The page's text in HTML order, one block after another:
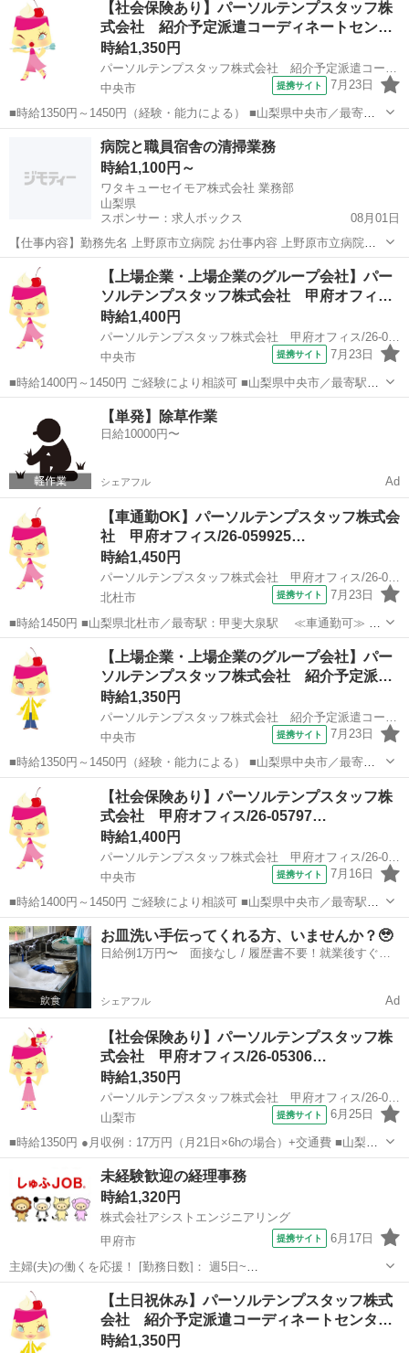
大手メーカー○甲斐大泉駅◎あんしん長期◇ ◆社会保険完備 ◆有給休
暇制度 ◆...
【社会保険あり】パーソルテンプスタッフ株
式会社 紹介予定派遣コーディネートセン…
時給1,350円
中央市
提携サイト 7月23日
■時給1350円～1450円（経験・能力による） ■山梨県中央市／最寄
駅：小井川駅 ■紹介予定派遣 ■未経験歓迎、土日祝休み、上場企業・
上場企業のグループ会社、社会保険あり ■［年収332万～］賞与4.1ヶ
月分☆マイカー通勤...
経理
病院と職員宿舎の清掃業務
時給1,100円～
ワタキューセイモア株式会社 業務部
山梨県
スポンサー：求人ボックス
08月01日
【仕事内容】勤務先名 上野原市立病院 お仕事内容 上野原市立病院附
属の診療所と職員宿舎での清掃業務 診察室・事務室・病室・外来ホー
ル・職員宿舎等の清掃と、ゴミやリネンの回収をお願いします。 まず
は上野原市立病院に出勤し、清掃資材等...
アルバイト・パート
【上場企業・上場企業のグループ会社】パー
ソルテンプスタッフ株式会社 甲府オフィ…
時給1,400円
パーソルテンプスタッフ株式会社 甲府オフィス/26-0608336
中央市
提携サイト 7月23日
■時給1400円～1450円 ご経験により相談可 ■山梨県中央市／最寄駅：
小井川駅 ≪車通勤可≫ ■派遣社員 ■土日祝休み、上場企業・上場企
業のグループ会社、車通勤OK、社会保険あり ■経理でキャリアUP目
指す方に★メーカ...
経理
【単発】除草作業
日給10000円〜
シェアフル Ad
【車通勤OK】パーソルテンプスタッフ株式会
社 甲府オフィス/26-059925…
時給1,450円
パーソルテンプスタッフ株式会社 甲府オフィス/26-0599256
北杜市
提携サイト 7月23日
■時給1450円 ■山梨県北杜市／最寄駅：甲斐大泉駅 ≪車通勤可≫ ■
派遣社員 ■土日祝休み、車通勤OK、社会保険あり ■9月開始♪入力多め
大手メーカーの経理アシスント☆彡甲斐大泉駅 ◆社会保険完備 ◆有給
山梨 経理
【上場企業・上場企業のグループ会社】パー
ソルテンプスタッフ株式会社 紹介予定派…
時給1,350円
中央市
提携サイト 7月23日
■時給1350円～1450円（経験・能力による） ■山梨県中央市／最寄
駅：小井川駅 ■紹介予定派遣 ■未経験歓迎、土日祝休み、上場企業・
上場企業のグループ会社、社会保険あり ■［年収332万～］［賞与4.1
ヶ月分］＼安定／経...
山梨 経理
【社会保険あり】パーソルテンプスタッフ株
式会社 甲府オフィス/26-05797…
時給1,400円
パーソルテンプスタッフ株式会社 甲府オフィス/26-0579711
中央市
提携サイト 7月16日
■時給1400円～1450円 ご経験により相談可 ■山梨県中央市／最寄駅：
小井川駅 ≪車通勤可≫ ■派遣社員 ■土日祝休み、上場企業・上場企
業のグループ会社、車通勤OK、社会保険あり ■月給22万円～★経験活
かしてキャリア...
山梨 中央市 経理
お皿洗い手伝ってくれる方、いませんか？🥹
日給例1万円〜 面接なし / 履歴書不要！就業後すぐに
シェアフル Ad
【社会保険あり】パーソルテンプスタッフ株
式会社 甲府オフィス/26-05306…
時給1,350円
パーソルテンプスタッフ株式会社 甲府オフィス/26-0530612
山梨市
提携サイト 6月25日
■時給1350円 ●月収例：17万円（月21日×6hの場合）+交通費 ■山梨県
山梨市／最寄駅：山梨市駅、春日居町駅 ≪車通勤可≫ ■派遣社員 ■
未経験歓迎、土日祝休み、上場企業・上場企業のグループ会社、車通
勤OK、社会保...
経理
未経験歓迎の経理事務
時給1,320円
株式会社アシストエンジニアリング
甲府市
提携サイト 6月17日
主婦(夫)の働くを応援！ [勤務日数]： 週5日~
08:30~17:30/09:00~17:00/09:00~16:00 [勤務地・最寄駅]： 山梨県甲府
市池田 株式会社アシストエンジニアリング（派遣元） [職種...
山梨 経理
【土日祝休み】パーソルテンプスタッフ株式
会社 紹介予定派遣コーディネートセンタ…
時給1,350円